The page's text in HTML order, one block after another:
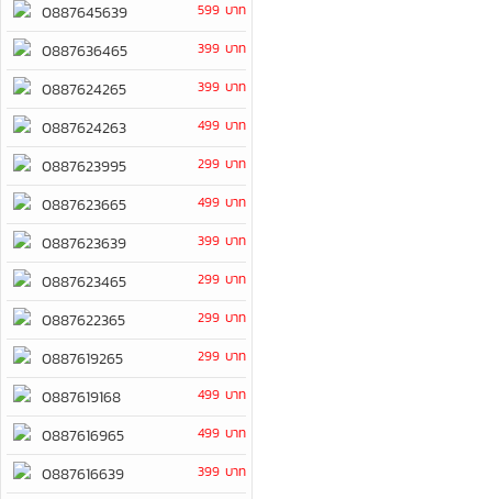
0887645639 599 บาท
0887636465 399 บาท
0887624265 399 บาท
0887624263 499 บาท
0887623995 299 บาท
0887623665 499 บาท
0887623639 399 บาท
0887623465 299 บาท
0887622365 299 บาท
0887619265 299 บาท
0887619168 499 บาท
0887616965 499 บาท
0887616639 399 บาท